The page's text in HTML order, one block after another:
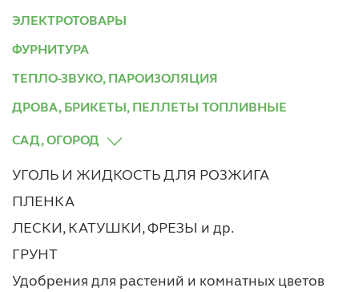
ЭЛЕКТРОТОВАРЫ
ФУРНИТУРА
ТЕПЛО-ЗВУКО, ПАРОИЗОЛЯЦИЯ
ДРОВА, БРИКЕТЫ, ПЕЛЛЕТЫ ТОПЛИВНЫЕ
САД, ОГОРОД
УГОЛЬ И ЖИДКОСТЬ ДЛЯ РОЗЖИГА
ПЛЕНКА
ЛЕСКИ, КАТУШКИ, ФРЕЗЫ и др.
ГРУНТ
Удобрения для растений и комнатных цветов